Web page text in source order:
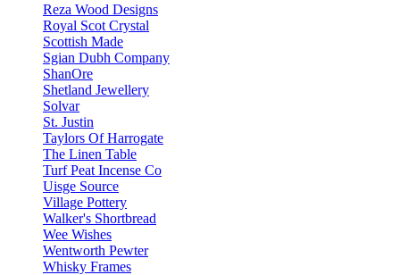
Reza Wood Designs
Royal Scot Crystal
Scottish Made
Sgian Dubh Company
ShanOre
Shetland Jewellery
Solvar
St. Justin
Taylors Of Harrogate
The Linen Table
Turf Peat Incense Co
Uisge Source
Village Pottery
Walker's Shortbread
Wee Wishes
Wentworth Pewter
Whisky Frames